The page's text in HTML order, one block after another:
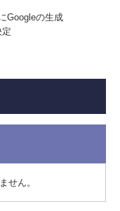
Googleの生成
せん。